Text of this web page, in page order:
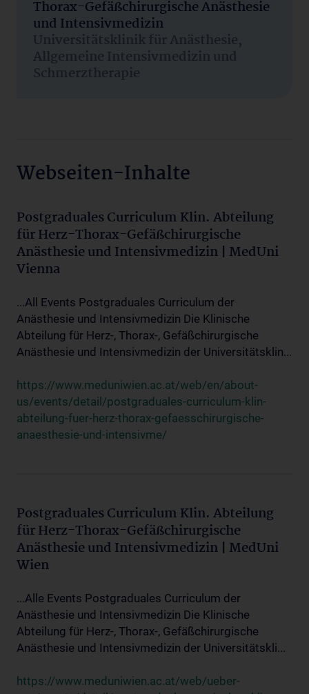
Thorax-Gefäßchirurgische Anästhesie
und Intensivmedizin
Universitätsklinik für Anästhesie,
Allgemeine Intensivmedizin und
Schmerztherapie
Webseiten-Inhalte
Postgraduales Curriculum Klin. Abteilung
für Herz-Thorax-Gefäßchirurgische
Anästhesie und Intensivmedizin | MedUni
Vienna
...All Events Postgraduales Curriculum der
Anästhesie und Intensivmedizin Die Klinische
Abteilung für Herz-, Thorax-, Gefäßchirurgische
Anästhesie und Intensivmedizin der Universitätsklin...
https://www.meduniwien.ac.at/web/en/about-
us/events/detail/postgraduales-curriculum-klin-
abteilung-fuer-herz-thorax-gefaesschirurgische-
anaesthesie-und-intensivme/
Postgraduales Curriculum Klin. Abteilung
für Herz-Thorax-Gefäßchirurgische
Anästhesie und Intensivmedizin | MedUni
Wien
...Alle Events Postgraduales Curriculum der
Anästhesie und Intensivmedizin Die Klinische
Abteilung für Herz-, Thorax-, Gefäßchirurgische
Anästhesie und Intensivmedizin der Universitätskli...
https://www.meduniwien.ac.at/web/ueber-